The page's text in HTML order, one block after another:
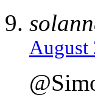
August